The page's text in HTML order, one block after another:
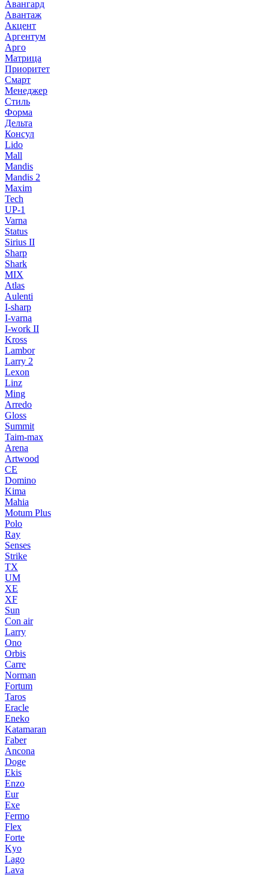
Авангард
Авантаж
Акцент
Аргентум
Арго
Матрица
Приоритет
Смарт
Менеджер
Стиль
Форма
Дельта
Консул
Lido
Mall
Mandis
Mandis 2
Maxim
Tech
UP-1
Varna
Status
Sirius II
Sharp
Shark
MIX
Atlas
Aulenti
I-sharp
I-varna
I-work II
Kross
Lambor
Larry 2
Lexon
Linz
Ming
Arredo
Gloss
Summit
Taim-max
Arena
Artwood
CE
Domino
Kima
Mahia
Motum Plus
Polo
Ray
Senses
Strike
TX
UM
XE
XF
Sun
Con air
Larry
Ono
Orbis
Carre
Norman
Fortum
Taros
Eracle
Eneko
Katamaran
Faber
Ancona
Doge
Ekis
Enzo
Eur
Exe
Fermo
Flex
Forte
Kyo
Lago
Lava